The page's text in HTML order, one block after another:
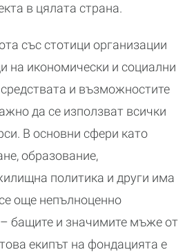
в цялата страна.
със стотици организации
на икономически и социални
и възможностите
да се използват всички
В основни сфери като
образование,
политика и други има
още непълноценно
бащите и значимите мъже от
екипът на фондацията е